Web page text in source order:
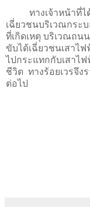
ทางเจ้าหน้าที่ได้
เฉี่ยวชนบริเวณกระ
ที่เกิดเหตุ บริเวณถน
ขับได้เฉี่ยวชนเสาไ
ไปกระแทกกับเสาไฟ
ชีวิต ทางร้อยเวรจึง
ต่อไป